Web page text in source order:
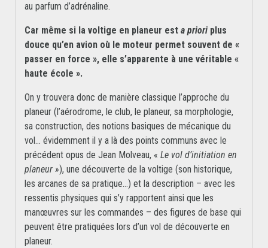
au parfum d’adrénaline.
Car même si la voltige en planeur est a priori plus
douce qu’en avion où le moteur permet souvent de «
passer en force », elle s’apparente à une véritable «
haute école ».
On y trouvera donc de manière classique l’approche du
planeur (l’aérodrome, le club, le planeur, sa morphologie,
sa construction, des notions basiques de mécanique du
vol… évidemment il y a là des points communs avec le
précédent opus de Jean Molveau, « Le vol d’initiation en
planeur »), une découverte de la voltige (son historique,
les arcanes de sa pratique…) et la description – avec les
ressentis physiques qui s’y rapportent ainsi que les
manœuvres sur les commandes – des figures de base qui
peuvent être pratiquées lors d’un vol de découverte en
planeur.